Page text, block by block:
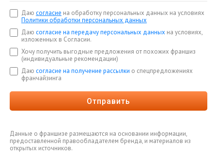
Даю согласие на обработку персональных данных на условиях
Политики обработки персональных данных
Даю согласие на передачу персональных данных на условиях,
изложенных в Согласии.
Хочу получить выгодные предложения от похожих франшиз
(индивидуальные рекомендации)
Даю согласие на получение рассылки о спецпредложениях
франчайзинга
Отправить
Данные о франшизе размещаются на основании информации,
предоставленной правообладателем бренда, и материалов из
открытых источников.